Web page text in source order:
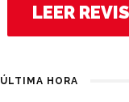
LEER
ÚLTIMA HORA